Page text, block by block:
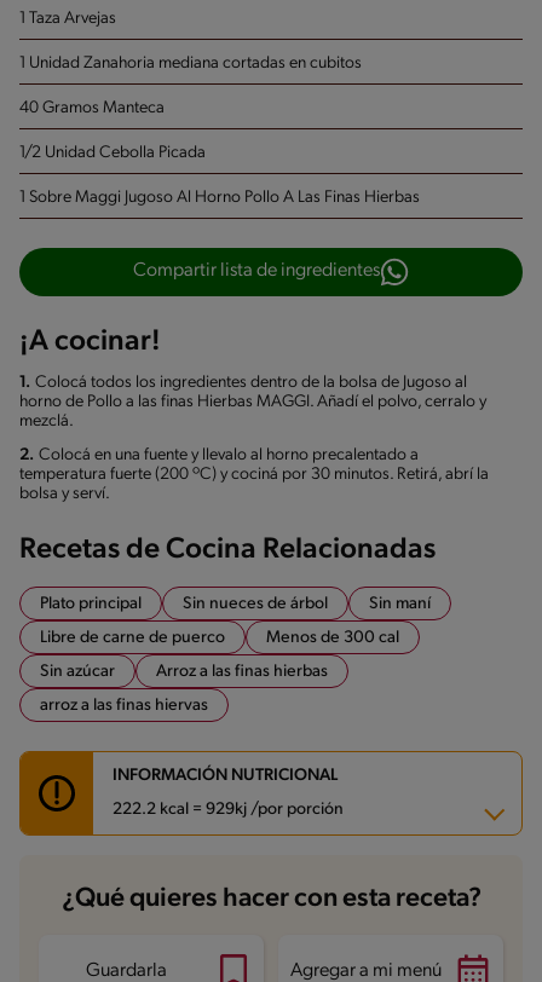
1 Taza Arvejas
1 Unidad Zanahoria mediana cortadas en cubitos
40 Gramos Manteca
1/2 Unidad Cebolla Picada
1 Sobre Maggi Jugoso Al Horno Pollo A Las Finas Hierbas
Compartir lista de ingredientes
¡A cocinar!
1. Colocá todos los ingredientes dentro de la bolsa de Jugoso al
horno de Pollo a las finas Hierbas MAGGI. Añadí el polvo, cerralo y
mezclá.
2. Colocá en una fuente y llevalo al horno precalentado a
temperatura fuerte (200 ºC) y cociná por 30 minutos. Retirá, abrí la
bolsa y serví.
Recetas de Cocina Relacionadas
Plato principal Sin nueces de árbol
Sin maní
Libre de carne de puerco
Menos de 300 cal
Sin azúcar
Arroz a las finas hierbas
arroz a las finas hiervas
INFORMACIÓN NUTRICIONAL
222.2 kcal = 929kj /por porción
Carbohidratos
30.7 g
Energía 222.2 kcal
Proteína
¿Qué quieres hacer con esta receta?
Guardarla Agregar a mi menú